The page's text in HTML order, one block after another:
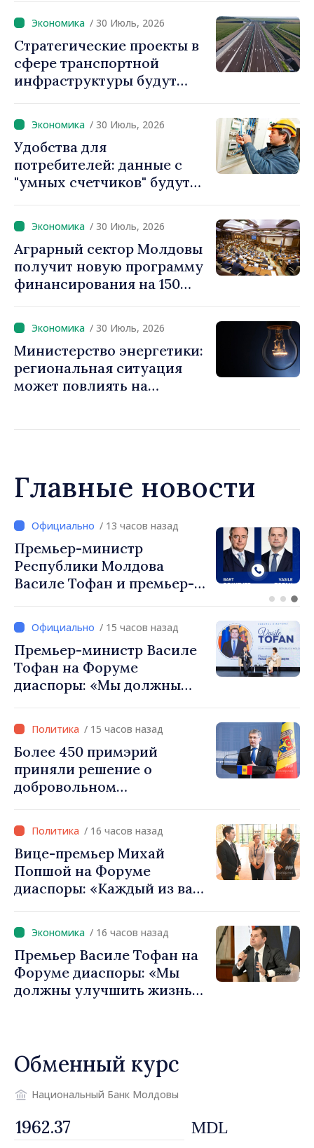
«Реестр залогов
движимого имущества»
/ 30 Июль, 2026
Стратегические проекты в
сфере транспортной
инфраструктуры будут
использованием
ускоренных процедур
получения разрешений
/ 30 Июль, 2026
Удобства для
потребителей: данные с
"умных счетчиков" будут
и обрабатываться
автоматически/ 30 Июль, 2026
Аграрный сектор Молдовы
получит новую программу
финансирования на 150
/ 30 Июль, 2026
Министерство энергетики:
региональная ситуация
может повлиять на
Главные новости
/ 13 часов назад
Перспективы молдавско-
турецкого сотрудничества
обсудили премьер-
посол Турции Уйгар
Мустафа Сертел/ 15 часов назад
Премьер-министр Василе
Тофан на Форуме
диаспоры: «Мы должны
уверенность в том, что
Республика Молдова
движется в правильном
направлении»
/ 15 часов назад
Более 450 примэрий
приняли решение о
добровольном
фонды для инвестиций.
Игорь Гросу: «Важно
преодолеть препятствия и
дать населённым пунктам
шанс развиваться»
/ 16 часов назад
Вице-премьер Михай
Попшой на Форуме
диаспоры: «Каждый из вас
вносит вклад в
продвижение имиджа
Республики Молдова»
/ 16 часов назад
Премьер Василе Тофан на
Форуме диаспоры: «Мы
должны улучшить жизнь
Обменный курс
Национальный Банк Молдовы
MDL